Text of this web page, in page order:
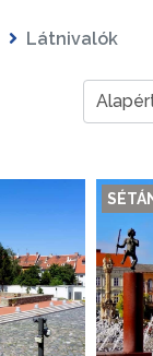
Látnivalók